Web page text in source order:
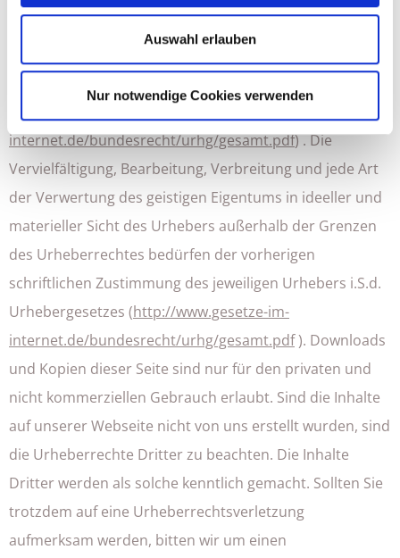
Auswahl erlauben
Nur notwendige Cookies verwenden
internet.de/bundesrecht/urhg/gesamt.pdf) . Die
Vervielfältigung, Bearbeitung, Verbreitung und jede Art
der Verwertung des geistigen Eigentums in ideeller und
materieller Sicht des Urhebers außerhalb der Grenzen
des Urheberrechtes bedürfen der vorherigen
schriftlichen Zustimmung des jeweiligen Urhebers i.S.d.
Urhebergesetzes (http://www.gesetze-im-
internet.de/bundesrecht/urhg/gesamt.pdf). Downloads
und Kopien dieser Seite sind nur für den privaten und
nicht kommerziellen Gebrauch erlaubt. Sind die Inhalte
auf unserer Webseite nicht von uns erstellt wurden, sind
die Urheberrechte Dritter zu beachten. Die Inhalte
Dritter werden als solche kenntlich gemacht. Sollten Sie
trotzdem auf eine Urheberrechtsverletzung
aufmerksam werden, bitten wir um einen